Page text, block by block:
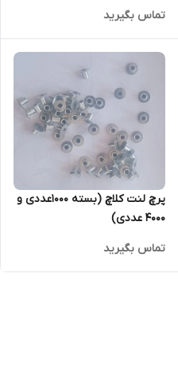
تماس بگیرید
پرچ لنت کلاچ (بسته 1000عددی و
4000 عددی)
تماس بگیرید